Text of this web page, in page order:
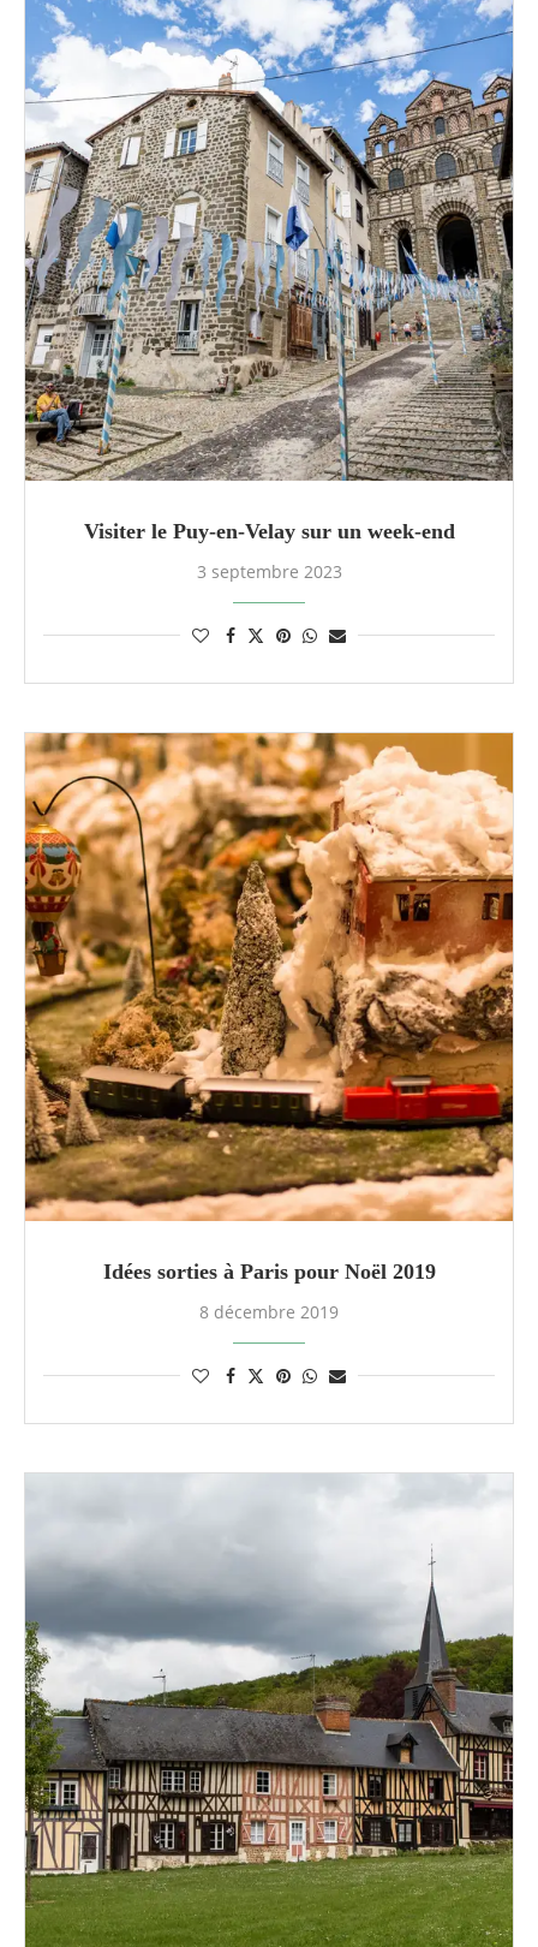
Visiter le Puy-en-Velay sur un week-end
3 septembre 2023
Idées sorties à Paris pour Noël 2019
8 décembre 2019